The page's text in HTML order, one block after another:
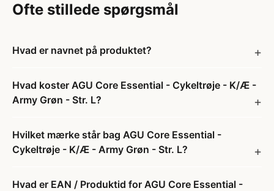
Ofte stillede spørgsmål
Hvad er navnet på produktet?
Hvad koster AGU Core Essential - Cykeltrøje - K/Æ -
Army Grøn - Str. L?
Hvilket mærke står bag AGU Core Essential -
Cykeltrøje - K/Æ - Army Grøn - Str. L?
Hvad er EAN / Produktid for AGU Core Essential -